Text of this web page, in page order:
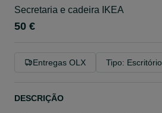
Secretaria e cadeira IKEA
50 €
Entregas OLX Tipo: Escritório
DESCRIÇÃO